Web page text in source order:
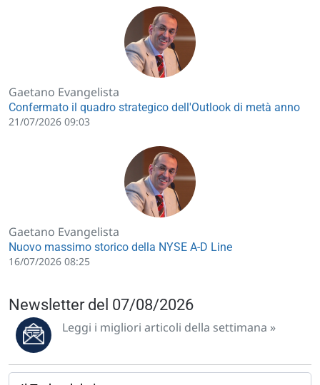
Gaetano Evangelista
Confermato il quadro strategico dell'Outlook di metà anno
21/07/2026 09:03
Gaetano Evangelista
Nuovo massimo storico della NYSE A-D Line
16/07/2026 08:25
Newsletter del 07/08/2026
Leggi i migliori articoli della settimana »